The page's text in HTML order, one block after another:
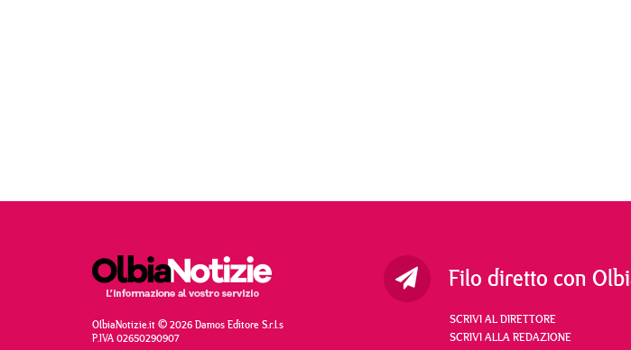
OlbiaNotizie.it © 2026 Damos Editore S.r.l.s
P.IVA 02650290907
Filo diretto con
SCRIVI AL DIRETTORE
SCRIVI ALLA REDAZIONE